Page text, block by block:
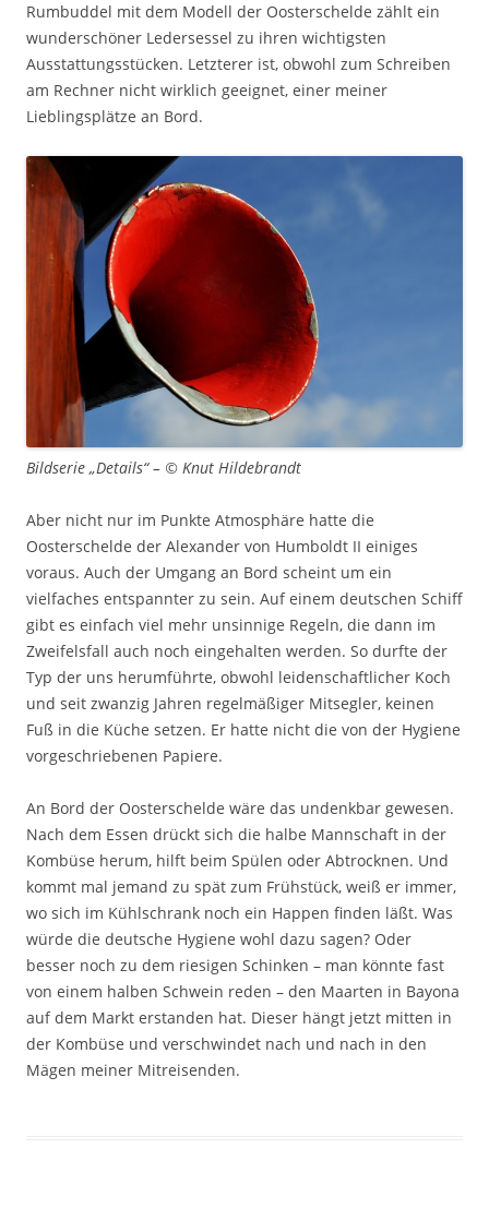
Rumbuddel mit dem Modell der Oosterschelde zählt ein
wunderschöner Ledersessel zu ihren wichtigsten
Ausstattungsstücken. Letzterer ist, obwohl zum Schreiben
am Rechner nicht wirklich geeignet, einer meiner
Lieblingsplätze an Bord.
Bildserie „Details“ – © Knut Hildebrandt
Aber nicht nur im Punkte Atmosphäre hatte die
Oosterschelde der Alexander von Humboldt II einiges
voraus. Auch der Umgang an Bord scheint um ein
vielfaches entspannter zu sein. Auf einem deutschen Schiff
gibt es einfach viel mehr unsinnige Regeln, die dann im
Zweifelsfall auch noch eingehalten werden. So durfte der
Typ der uns herumführte, obwohl leidenschaftlicher Koch
und seit zwanzig Jahren regelmäßiger Mitsegler, keinen
Fuß in die Küche setzen. Er hatte nicht die von der Hygiene
vorgeschriebenen Papiere.
An Bord der Oosterschelde wäre das undenkbar gewesen.
Nach dem Essen drückt sich die halbe Mannschaft in der
Kombüse herum, hilft beim Spülen oder Abtrocknen. Und
kommt mal jemand zu spät zum Frühstück, weiß er immer,
wo sich im Kühlschrank noch ein Happen finden läßt. Was
würde die deutsche Hygiene wohl dazu sagen? Oder
besser noch zu dem riesigen Schinken – man könnte fast
von einem halben Schwein reden – den Maarten in Bayona
auf dem Markt erstanden hat. Dieser hängt jetzt mitten in
der Kombüse und verschwindet nach und nach in den
Mägen meiner Mitreisenden.